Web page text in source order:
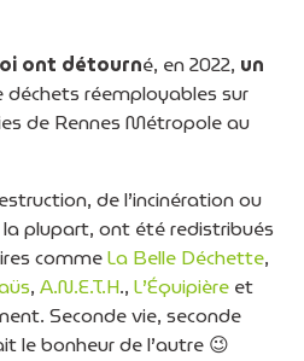
ont détourné, en 2022, un
déchets réemployables sur
de Rennes Métropole au
de l’incinération ou
plupart, ont été redistribués
commeLa Belle Déchette,
, A.N.E.T.H., L’Équipière et
Seconde vie, seconde
le bonheur de l’autre 😉